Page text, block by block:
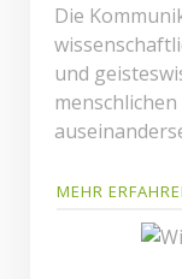
Die
und
MEHR